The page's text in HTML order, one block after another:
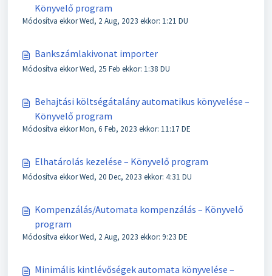
Könyvelő program
Módosítva ekkor Wed, 2 Aug, 2023 ekkor: 1:21 DU
Bankszámlakivonat importer
Módosítva ekkor Wed, 25 Feb ekkor: 1:38 DU
Behajtási költségátalány automatikus könyvelése –
Könyvelő program
Módosítva ekkor Mon, 6 Feb, 2023 ekkor: 11:17 DE
Elhatárolás kezelése – Könyvelő program
Módosítva ekkor Wed, 20 Dec, 2023 ekkor: 4:31 DU
Kompenzálás/Automata kompenzálás – Könyvelő
program
Módosítva ekkor Wed, 2 Aug, 2023 ekkor: 9:23 DE
Minimális kintlévőségek automata könyvelése –